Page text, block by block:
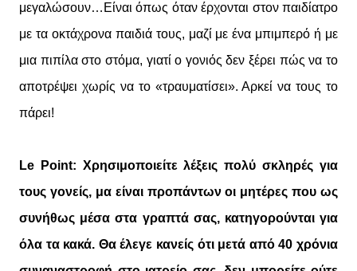
μεγαλώσουν…Είναι όπως όταν έρχονται στον παιδίατρο
με τα οκτάχρονα παιδιά τους, μαζί με ένα μπιμπερό ή με
μια πιπίλα στο στόμα, γιατί ο γονιός δεν ξέρει πώς να το
αποτρέψει χωρίς να το «τραυματίσει». Αρκεί να τους το
πάρει!
Le Point: Χρησιμοποιείτε λέξεις πολύ σκληρές για
τους γονείς, μα είναι προπάντων οι μητέρες που ως
συνήθως μέσα στα γραπτά σας, κατηγορούνται για
όλα τα κακά. Θα έλεγε κανείς ότι μετά από 40 χρόνια